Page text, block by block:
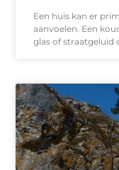
Een huis kan er
aanvoelen. Een
glas of straatgeluid